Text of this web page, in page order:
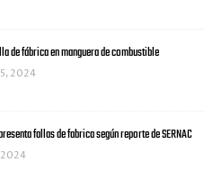
de fábrica en manguera de combustible
2024
fallas de fabrica según reporte de SERNAC
2024